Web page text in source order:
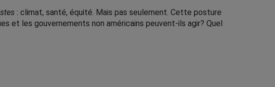
: climat, santé, équité. Mais pas seulement. Cette posture
et les gouvernements non américains peuvent-ils agir? Quel